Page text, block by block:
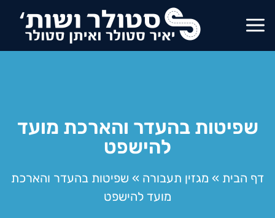
שפיטות בהעדר והארכת מועד
להישפט
דף הבית » מגזין תעבורה » שפיטות בהעדר והארכת
מועד להישפט